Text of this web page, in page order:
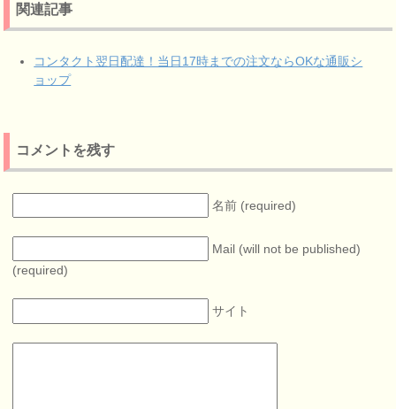
関連記事
コンタクト翌日配達！当日17時までの注文ならOKな通販シ
ョップ
コメントを残す
名前 (required)
Mail (will not be published)
(required)
サイト